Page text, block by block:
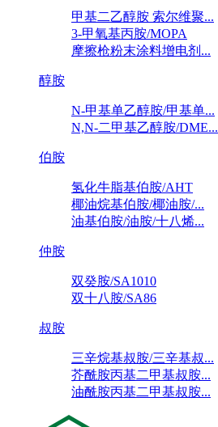
甲基二乙醇胺 索尔维聚...
3-甲氧基丙胺/MOPA
摩擦枪粉末涂料增电剂...
醇胺
N-甲基单乙醇胺/甲基单...
N,N-二甲基乙醇胺/DME...
伯胺
氢化牛脂基伯胺/AHT
椰油烷基伯胺/椰油胺/...
油基伯胺/油胺/十八烯...
仲胺
双癸胺/SA1010
双十八胺/SA86
叔胺
三辛烷基叔胺/三辛基叔...
芥酰胺丙基二甲基叔胺...
油酰胺丙基二甲基叔胺...